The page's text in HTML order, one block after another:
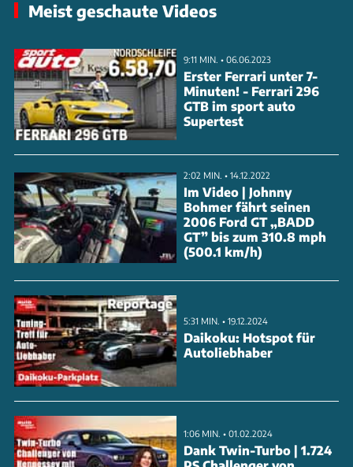
Bodenfreiheit, die montierten 38-Zoll-Reifen packen
Der Umbausatz für 16.000 US-Dollar enthält neben
den Portalachsen auch verstärkte Antriebswellen
und modifizierte Lenkungsteile. Die integrierte
Getriebeübersetzung von 1:1,35 gleicht den größeren
Radumfang aus. Werewolf gibt zwei Jahre oder
50.000 Kilometer Garantie auf die Komponenten.
ANZEIGE
Meist geschaute Videos
9:11 MIN. • 06.06.2023
Erster Ferrari unter 7-
Minuten! - Ferrari 296
GTB im sport auto
Supertest
2:02 MIN. • 14.12.2022
Im Video | Johnny
Bohmer fährt seinen
2006 Ford GT „BADD
GT” bis zum 310.8 mph
(500.1 km/h)
5:31 MIN. • 19.12.2024
Daikoku: Hotspot für
Autoliebhaber
1:06 MIN. • 01.02.2024
Dank Twin-Turbo | 1.724